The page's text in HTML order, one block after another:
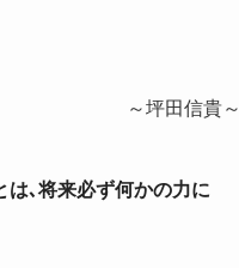
～坪田信貴～
は､将来必ず何かの力に